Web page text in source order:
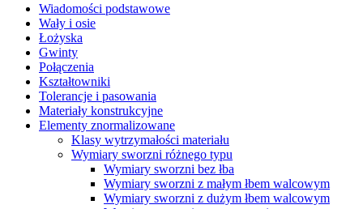
Wiadomości podstawowe
Wały i osie
Łożyska
Gwinty
Połączenia
Kształtowniki
Tolerancje i pasowania
Materiały konstrukcyjne
Elementy znormalizowane
Klasy wytrzymałości materiału
Wymiary sworzni różnego typu
Wymiary sworzni bez łba
Wymiary sworzni z małym łbem walcowym
Wymiary sworzni z dużym łbem walcowym